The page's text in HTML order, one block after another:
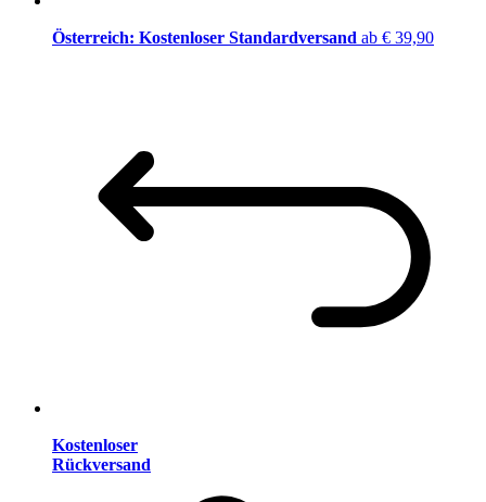
Österreich: Kostenloser Standardversand ab € 39,90
Kostenloser
Rückversand